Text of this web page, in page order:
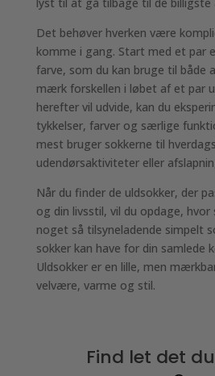
Det behøver hverken være
komme i gang. Start med et par
farve, som du kan bruge til både
mærk forskellen i løbet af et par
herefter vil udvide, kan du
tykkelser, farver og særlige
mest bruger sokkerne til
udendørsaktiviteter eller
Når du finder de uldsokker, der
og din livsstil, vil du opdage,
noget så tilsyneladende simpelt
sokker kan have for din samlede
Uldsokker er en lille, men
velvære, varme og stil.
Find let det